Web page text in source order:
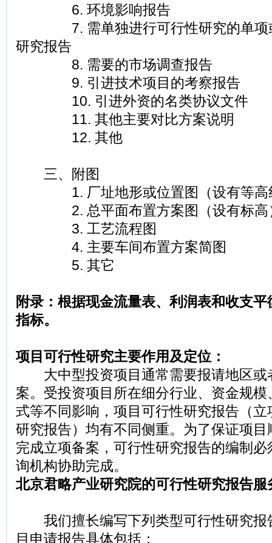
6. 环境影响报告
7. 需单独进行可行性研究的单项或
研究报告
8. 需要的市场调查报告
9. 引进技术项目的考察报告
10. 引进外资的名类协议文件
11. 其他主要对比方案说明
12. 其他
三、附图
1. 厂址地形或位置图（设有等高
2. 总平面布置方案图（设有标高
3. 工艺流程图
4. 主要车间布置方案简图
5. 其它
附录：根据现金流量表、利润表和收支
指标。
项目可行性研究主要作用及定位：
大中型投资项目通常需要报请地区或
案。受投资项目所在细分行业、资金规
式等不同影响，项目可行性研究报告（
研究报告）均有不同侧重。为了保证项
完成立项备案，可行性研究报告的编制
询机构协助完成。
北京君略产业研究院的可行性研究报告服
我们擅长编写下列类型可行性研究报
目申请报告具体包括：